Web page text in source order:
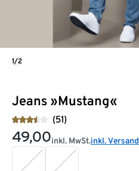
Jeans »Mustang«
(51)
49,00inkl. MwSt.inkl.
1/2